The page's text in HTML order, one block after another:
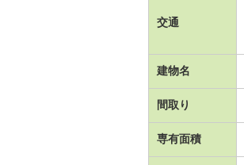
交通
建物名
間取り
専有面積